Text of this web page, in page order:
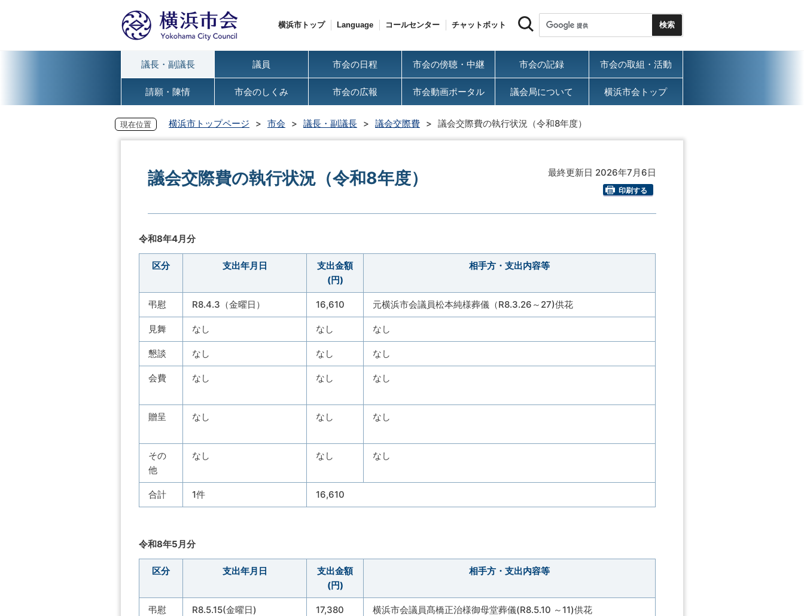
横浜市トップ Language コールセンター チャットボット
議長・副議長 議員 市会の日程 市会の傍聴・中継 市会の記録 市会の取組・活動
請願・陳情 市会のしくみ 市会の広報 市会動画ポータル 議会局について 横浜市会トップ
現在位置 横浜市トップページ 市会 議長・副議長 議会交際費 議会交際費の執行状況（令和8年度）
議会交際費の執行状況（令和8年度） 最終更新日 2026年7月6日
印刷する
令和8年4月分
区分 支出年月日
支出金額
(円)
相手方・支出内容等
弔慰 R8.4.3（金曜日） 16,610 元横浜市会議員松本純様葬儀（R8.3.26～27)供花
見舞 なし なし なし
懇談 なし なし なし
会費 なし なし なし
贈呈 なし なし なし
その
他
なし なし なし
合計 1件 16,610
令和8年5月分
区分 支出年月日
支出金額
(円)
相手方・支出内容等
弔慰 R8.5.15(金曜日) 17,380 横浜市会議員髙橋正治様御母堂葬儀(R8.5.10 ～11)供花